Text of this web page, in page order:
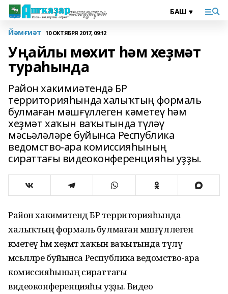
Йәмғиәт 10 ОКТЯБРЯ 2017, 09:12
Уңайлы мөхит һәм хеҙмәт
тураһында
Район хакимиәтендә БР
территорияһында халыҡтың формаль
булмаған мәшғүллеген кәметеү һәм
хеҙмәт хаҡын ваҡытында түләү
мәсьәләләре буйынса Республика
ведомство-ара комиссияһының
сираттағы видеоконференцияһы уҙҙы.
Район хакимиәтендә БР территорияһында
халыҡтың формаль булмаған мәшғүллеген
кәметеү һәм хеҙмәт хаҡын ваҡытында түләү
мәсьәләләре буйынса Республика ведомство-ара
комиссияһының сираттағы
видеоконференцияһы уҙҙы. Видео